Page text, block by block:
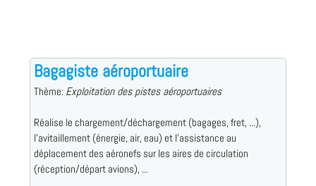
Bagagiste aéroportuaire
Thème: Exploitation des pistes aéroportuaires
Réalise le chargement/déchargement (bagages, fret, ...),
l'avitaillement (énergie, air, eau) et l'assistance au
déplacement des aéronefs sur les aires de circulation
(réception/départ avions), ...